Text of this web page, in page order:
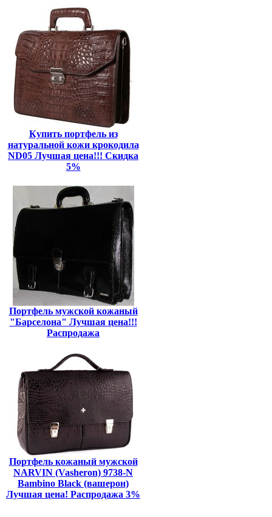
Купить портфель из
натуральной кожи крокодила
ND05 Лучшая цена!!! Скидка
5%
Портфель мужской кожаный
"Барселона" Лучшая цена!!!
Распродажа
Портфель кожаный мужской
NARVIN (Vasheron) 9738-N
Bambino Black (вашерон)
Лучшая цена! Распродажа 3%